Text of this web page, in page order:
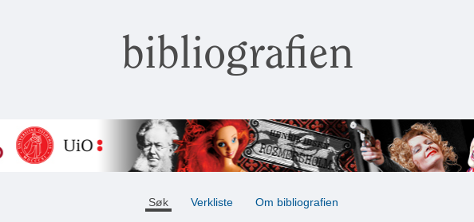
bibliografien
Søk Verkliste Om bibliografien